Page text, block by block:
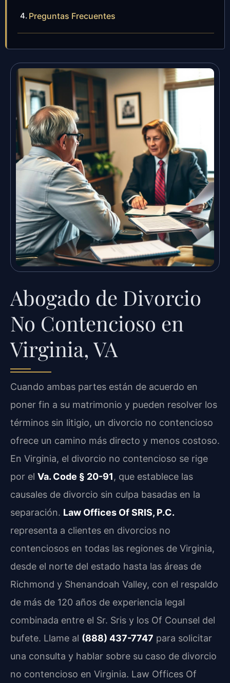
Preguntas Frecuentes
Abogado de Divorcio
No Contencioso en
Virginia, VA
Cuando ambas partes están de acuerdo en
poner fin a su matrimonio y pueden resolver los
términos sin litigio, un divorcio no contencioso
ofrece un camino más directo y menos costoso.
En Virginia, el divorcio no contencioso se rige
por el Va. Code § 20-91, que establece las
causales de divorcio sin culpa basadas en la
separación. Law Offices Of SRIS, P.C.
representa a clientes en divorcios no
contenciosos en todas las regiones de Virginia,
desde el norte del estado hasta las áreas de
Richmond y Shenandoah Valley, con el respaldo
de más de 120 años de experiencia legal
combinada entre el Sr. Sris y los Of Counsel del
bufete. Llame al (888) 437-7747 para solicitar
una consulta y hablar sobre su caso de divorcio
no contencioso en Virginia. Law Offices Of